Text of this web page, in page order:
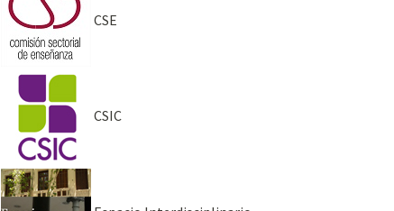
CSE
CSIC